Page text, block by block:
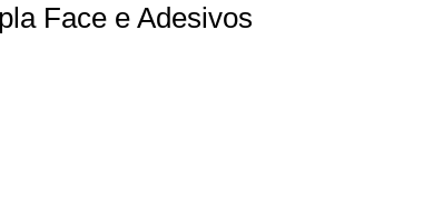
Face e Adesivos